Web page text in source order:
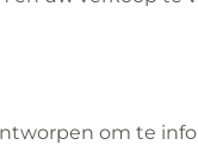
om te